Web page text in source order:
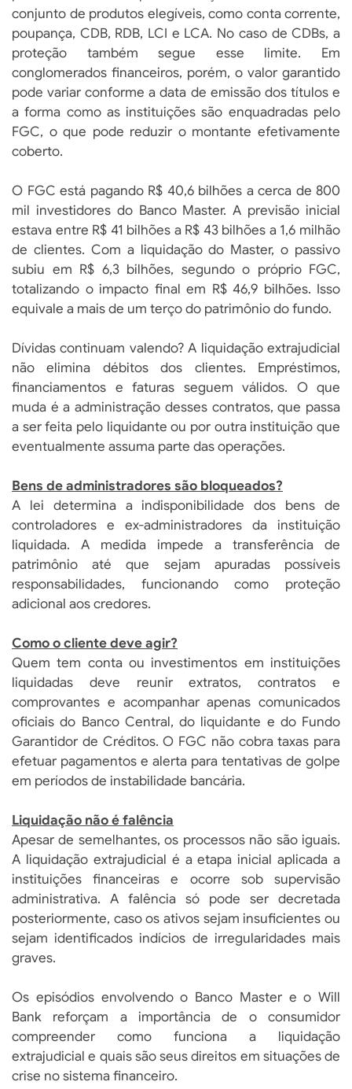
conjunto de produtos elegíveis, como conta corrente,
poupança, CDB, RDB, LCI e LCA. No caso de CDBs, a
proteção também segue esse limite. Em
conglomerados financeiros, porém, o valor garantido
pode variar conforme a data de emissão dos títulos e
a forma como as instituições são enquadradas pelo
FGC, o que pode reduzir o montante efetivamente
coberto.
O FGC está pagando R$ 40,6 bilhões a cerca de 800
mil investidores do Banco Master. A previsão inicial
estava entre R$ 41 bilhões a R$ 43 bilhões a 1,6 milhão
de clientes. Com a liquidação do Master, o passivo
subiu em R$ 6,3 bilhões, segundo o próprio FGC,
totalizando o impacto final em R$ 46,9 bilhões. Isso
equivale a mais de um terço do patrimônio do fundo.
Dívidas continuam valendo? A liquidação extrajudicial
não elimina débitos dos clientes. Empréstimos,
financiamentos e faturas seguem válidos. O que
muda é a administração desses contratos, que passa
a ser feita pelo liquidante ou por outra instituição que
eventualmente assuma parte das operações.
Bens de administradores são bloqueados?
A lei determina a indisponibilidade dos bens de
controladores e ex-administradores da instituição
liquidada. A medida impede a transferência de
patrimônio até que sejam apuradas possíveis
responsabilidades, funcionando como proteção
adicional aos credores.
Como o cliente deve agir?
Quem tem conta ou investimentos em instituições
liquidadas deve reunir extratos, contratos e
comprovantes e acompanhar apenas comunicados
oficiais do Banco Central, do liquidante e do Fundo
Garantidor de Créditos. O FGC não cobra taxas para
efetuar pagamentos e alerta para tentativas de golpe
em períodos de instabilidade bancária.
Liquidação não é falência
Apesar de semelhantes, os processos não são iguais.
A liquidação extrajudicial é a etapa inicial aplicada a
instituições financeiras e ocorre sob supervisão
administrativa. A falência só pode ser decretada
posteriormente, caso os ativos sejam insuficientes ou
sejam identificados indícios de irregularidades mais
graves.
Os episódios envolvendo o Banco Master e o Will
Bank reforçam a importância de o consumidor
compreender como funciona a liquidação
extrajudicial e quais são seus direitos em situações de
crise no sistema financeiro.